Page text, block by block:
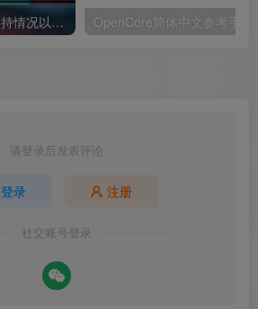
黑苹果显卡和CPU支持情况以及购买硬件防踩坑指南 OpenCore简体中文参考手册
请登录后发表评论
登录 注册
社交账号登录